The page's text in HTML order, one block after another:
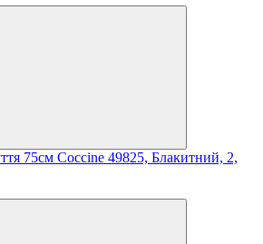
75см Coccine 49825, Блакитний, 2,